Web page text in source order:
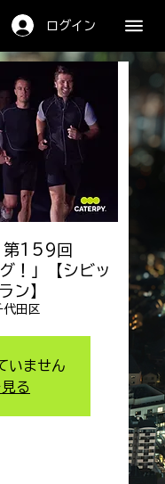
ログイン
第159回
！」【シビッ
ン】
代田区
いません
る